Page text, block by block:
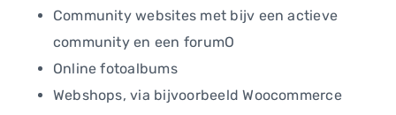
Community websites met bijv een actieve
community en een forumO
Online fotoalbums
Webshops, via bijvoorbeeld Woocommerce